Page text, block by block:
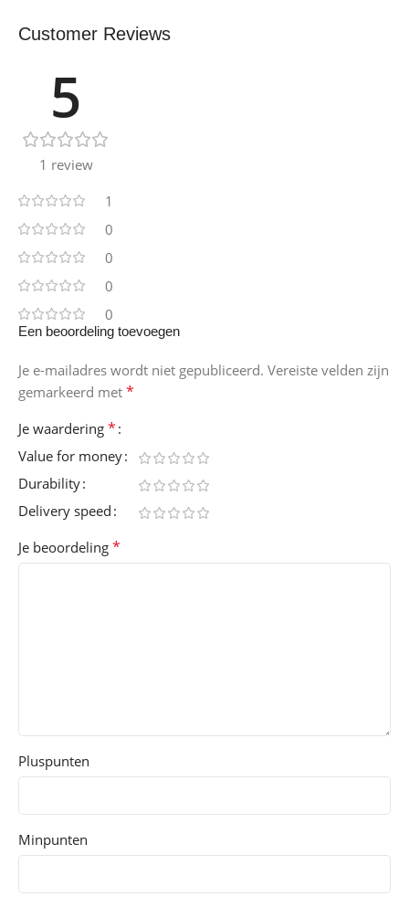
Customer Reviews
5
1 review
1
0
0
0
0
Een beoordeling toevoegen
Je e-mailadres wordt niet gepubliceerd. Vereiste velden zijn
gemarkeerd met *
Je waardering *
Value for money
Durability
Delivery speed
Je beoordeling *
Pluspunten
Minpunten